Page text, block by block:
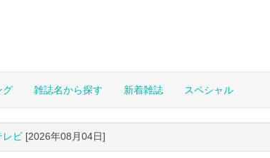
グ 雑誌名から探す 新着雑誌 スペシャル
レビ [2026年08月04日]